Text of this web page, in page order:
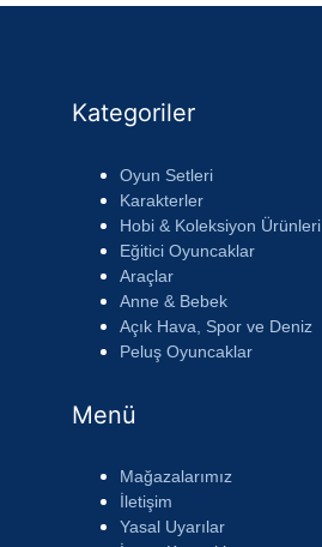
Kategoriler
Oyun Setleri
Karakterler
Hobi & Koleksiyon Ürünleri
Eğitici Oyuncaklar
Araçlar
Anne & Bebek
Açık Hava, Spor ve Deniz
Peluş Oyuncaklar
Menü
Mağazalarımız
İletişim
Yasal Uyarılar